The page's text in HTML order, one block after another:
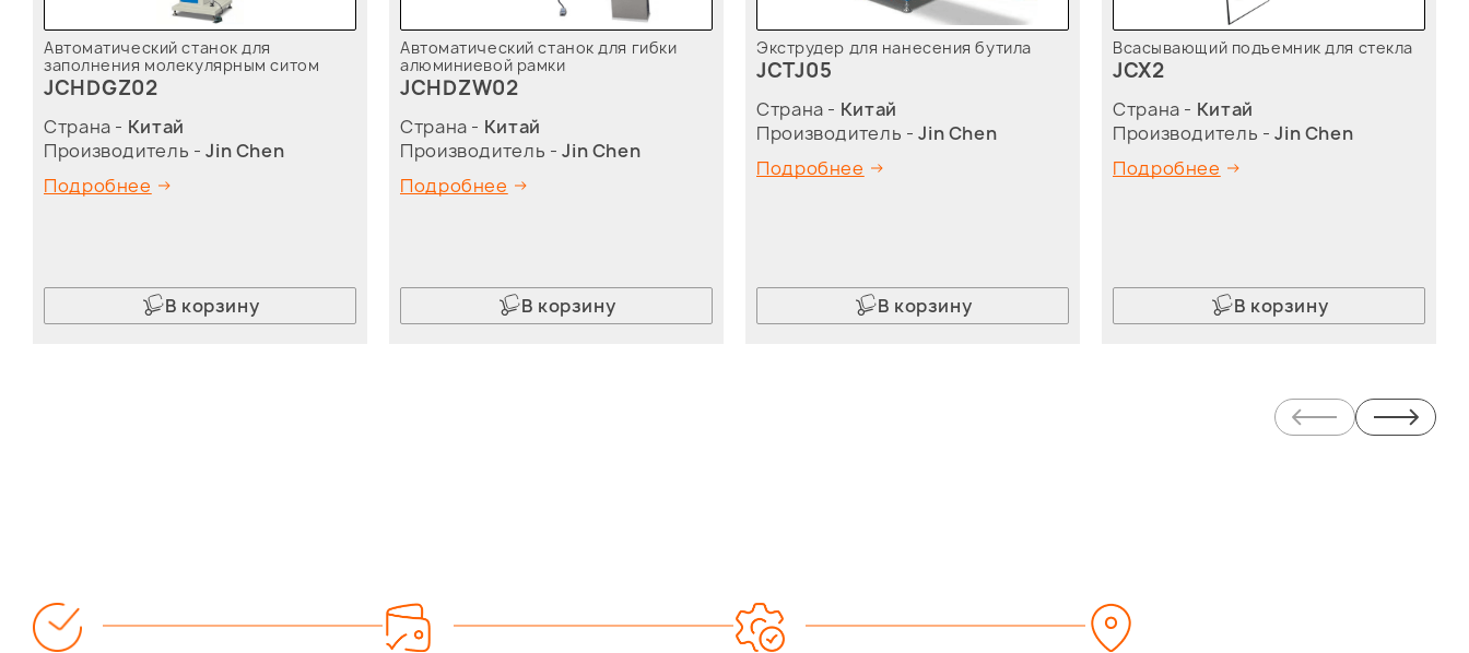
Автоматический станок для
заполнения молекулярным ситом
JCHDGZ02
Страна - Китай
Производитель -Jin Chen
Подробнее
В корзину
Автоматический станок для гибки
алюминиевой рамки
JCHDZW02
Страна - Китай
Производитель -Jin Chen
Подробнее
В корзину
Экструдер для нанесения бутила
JCTJ05
Страна - Китай
Производитель -Jin Chen
Подробнее
В корзину
Всасывающий подъемник для стекла
JCX2
Страна - Китай
Производитель -Jin Chen
Подробнее
В корзину